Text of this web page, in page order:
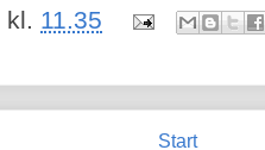
kl. 11.35
Start